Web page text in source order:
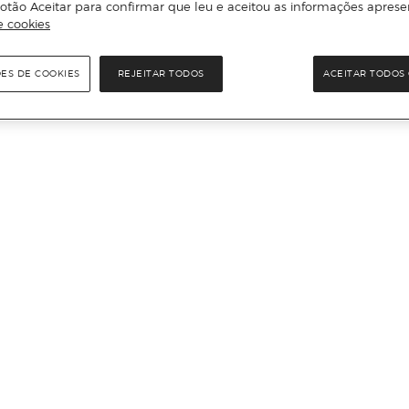
Aceitar para confirmar que leu e aceitou as informações
cookies
REJEITAR TODOS ACEITAR TODOS
DE COOKIES